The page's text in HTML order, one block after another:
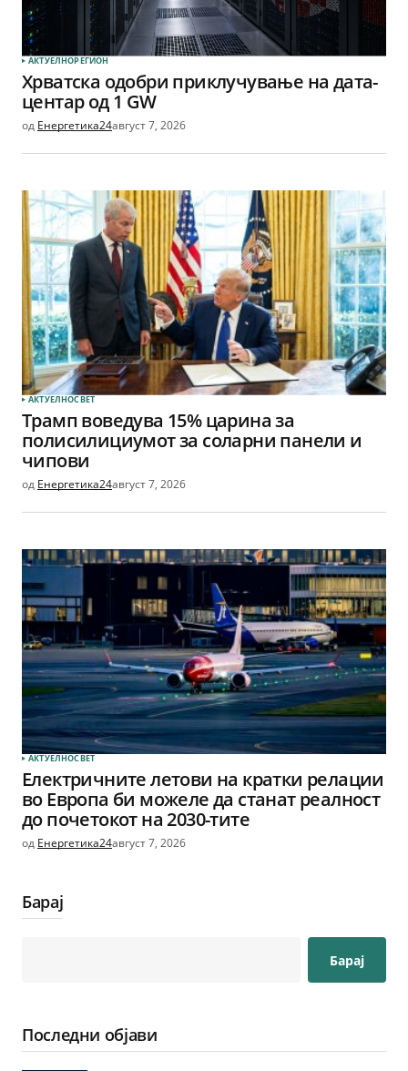
АКТУЕЛНОРЕГИОН
Хрватска одобри приклучување на дата-
центар од 1 GW
од Енергетика24август 7, 2026
АКТУЕЛНОСВЕТ
Трамп воведува 15% царина за
полисилициумот за соларни панели и
чипови
од Енергетика24август 7, 2026
АКТУЕЛНОСВЕТ
Електричните летови на кратки релации
во Европа би можеле да станат реалност
до почетокот на 2030-тите
од Енергетика24август 7, 2026
Барај
Барај
Последни објави